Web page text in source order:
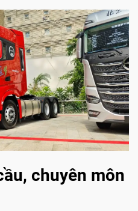
chuyên môn